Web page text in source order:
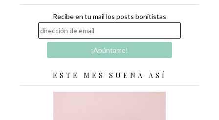
Recibe en tu mail los posts bonitistas
ESTE MES SUENA ASÍ